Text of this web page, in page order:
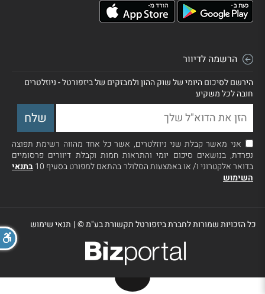
הרשמה לדיוור
הירשם לסיכום היומי של שוק ההון ולמבזקים של ביזפורטל - ניוזלטרים
חובה לכל משקיע
אני מאשר קבלת שני ניוזלטרים, אשר כל אחד מהווה רשימת תפוצה
נפרדת, בנושאים סיכום יומי והתראות חמות וקבלת דיוורים פרסומיים
בדואר אלקטרוני ו/ או באמצעות הסלולר בהתאם למפורט בסעיף 10
בתנאי
השימוש
כל הזכויות שמורות לחברת ביזפורטל תקשורת בע"מ ©| תנאי שימוש